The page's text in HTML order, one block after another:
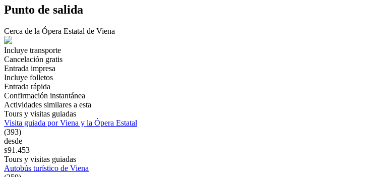
Punto de salida
Cerca de la Ópera Estatal de Viena
Incluye transporte
Cancelación gratis
Entrada impresa
Incluye folletos
Entrada rápida
Confirmación instantánea
Actividades similares a esta
Tours y visitas guiadas
Visita guiada por Viena y la Ópera Estatal
(393)
desde
$91.453
Tours y visitas guiadas
Autobús turístico de Viena